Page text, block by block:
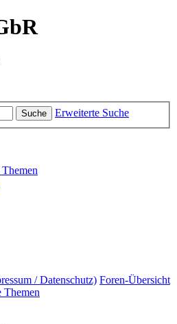
Suche Erweiterte Suche
/ Datenschutz) Foren-Übersicht
Themen